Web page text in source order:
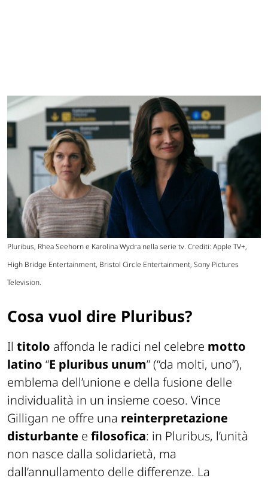
Pluribus, Rhea Seehorn e Karolina Wydra nella serie tv. Crediti: Apple TV+,
High Bridge Entertainment, Bristol Circle Entertainment, Sony Pictures
Television.
Cosa vuol dire Pluribus?
Il titolo affonda le radici nel celebre motto
latino “E pluribus unum” (“da molti, uno”),
emblema dell’unione e della fusione delle
individualità in un insieme coeso. Vince
Gilligan ne offre una reinterpretazione
disturbante e filosofica: in Pluribus, l’unità
non nasce dalla solidarietà, ma
dall’annullamento delle differenze. La